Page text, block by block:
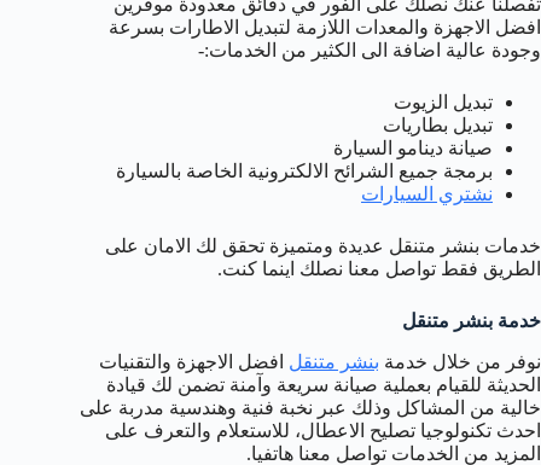
تفصلنا عنك نصلك على الفور في دقائق معدودة موفرين
افضل الاجهزة والمعدات اللازمة لتبديل الاطارات بسرعة
وجودة عالية اضافة الى الكثير من الخدمات:-
تبديل الزيوت
تبديل بطاريات
صيانة دينامو السيارة
برمجة جميع الشرائح الالكترونية الخاصة بالسيارة
نشتري السيارات
خدمات بنشر متنقل عديدة ومتميزة تحقق لك الامان على
الطريق فقط تواصل معنا نصلك اينما كنت.
خدمة بنشر متنقل
نوفر من خلال خدمة بنشر متنقل افضل الاجهزة والتقنيات
الحديثة للقيام بعملية صيانة سريعة وآمنة تضمن لك قيادة
خالية من المشاكل وذلك عبر نخبة فنية وهندسية مدربة على
احدث تكنولوجيا تصليح الاعطال، للاستعلام والتعرف على
المزيد من الخدمات تواصل معنا هاتفيا.